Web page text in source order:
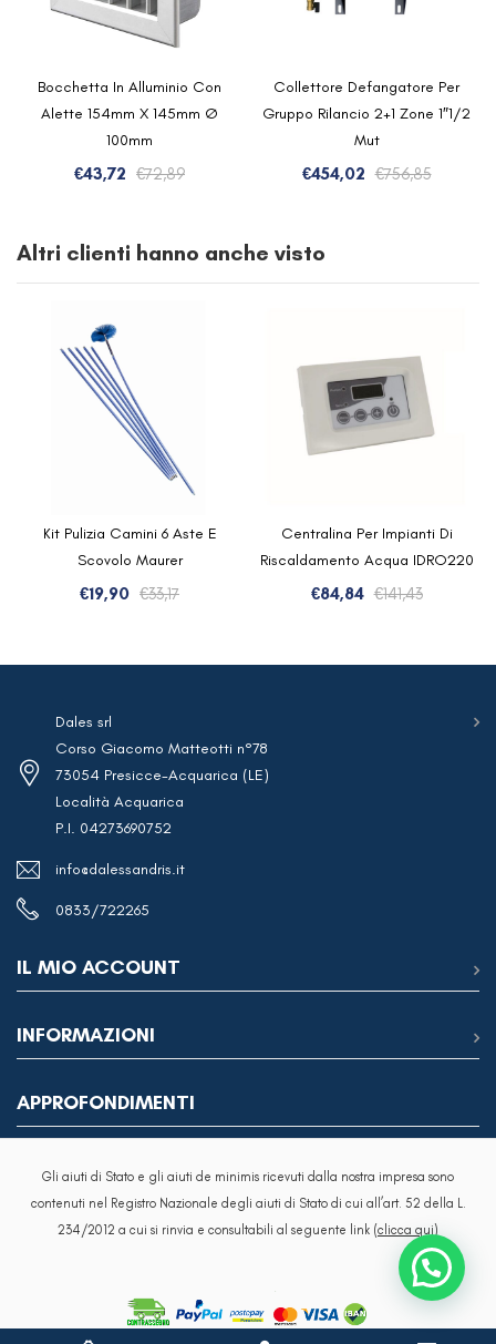
Bocchetta In Alluminio Con
Alette 154mm X 145mm Ø
100mm
€72,89Il
era:
€72,89.
€43,72
Il
è:
€43,72.
Collettore Defangatore Per
Gruppo Rilancio 2+1 Zone 1″1/2
Mut
€756,85Il
€756,85.
€454,02
Il
Altri clienti hanno anche visto
Kit Pulizia Camini 6 Aste E
Scovolo Maurer
€33,17Il
€19,90
Il
Centralina Per Impianti Di
Riscaldamento Acqua IDRO220
€141,43Il
€84,84
Il
Dales srl
Corso Giacomo Matteotti n°78
73054 Presicce-Acquarica (LE)
Località Acquarica
P.I. 04273690752
info@dalessandris.it
0833/722265
IL MIO ACCOUNT
INFORMAZIONI
APPROFONDIMENTI
Gli aiuti di Stato e gli aiuti de minimis ricevuti dalla nostra impresa sono
contenuti nel Registro Nazionale degli aiuti di Stato di cui all’art. 52 della L.
234/2012 a cui si rinvia e consultabili al seguente link (clicca qui)